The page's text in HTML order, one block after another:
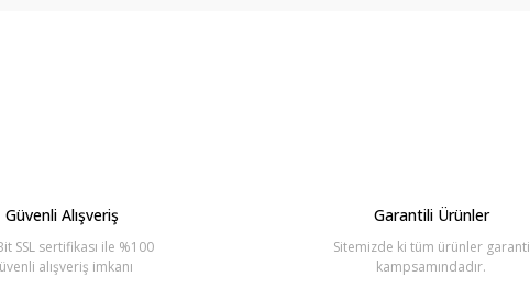
Güvenli Alışveriş
SSL sertifikası ile %100
alışveriş imkanı
Garantili Ürünler
Sitemizde ki tüm ürünler garanti
kampsamındadır.